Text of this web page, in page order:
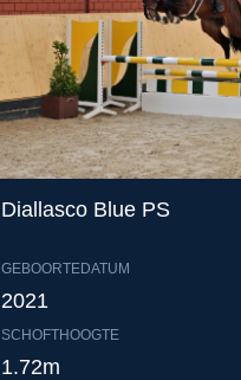
Diallasco Blue PS
GEBOORTEDATUM
2021
SCHOFTHOOGTE
1.72m